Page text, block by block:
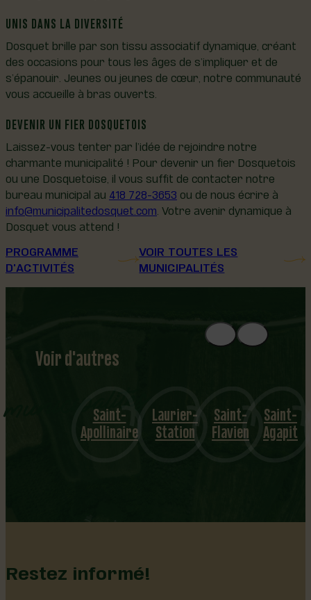
UNIS DANS LA DIVERSITÉ
Dosquet brille par son tissu associatif dynamique, créant
des occasions pour tous les âges de s’impliquer et de
s’épanouir. Jeunes ou jeunes de cœur, notre communauté
vous accueille à bras ouverts.
DEVENIR UN FIER DOSQUETOIS
Laissez-vous tenter par l’idée de rejoindre notre
charmante municipalité ! Pour devenir un fier Dosquetois
ou une Dosquetoise, il vous suffit de contacter notre
bureau municipal au 418 728-3653 ou de nous écrire à
info@municipalitedosquet.com . Votre avenir dynamique à
Dosquet vous attend !
PROGRAMME
D'ACTIVITÉS
VOIR TOUTES LES
MUNICIPALITÉS
Voir d'autres
municipalités
Saint-
Apollinaire
Laurier-
Station
Saint-
Flavien
Saint-
Agapit
Restez informé!